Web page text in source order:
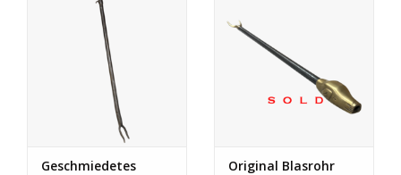
Geschmiedetes
Original Blasrohr